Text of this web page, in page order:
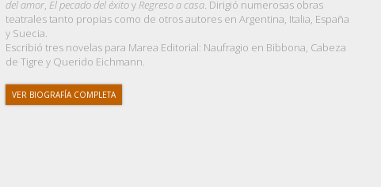
del amor, El pecado del éxitoyRegreso a casa. Dirigió numerosas obras
teatrales tanto propias como de otros autores en Argentina, Italia, España
y Suecia.
Escribió tres novelas para Marea Editorial: Naufragio en Bibbona, Cabeza
de Tigre y Querido Eichmann.
VER BIOGRAFÍA COMPLETA